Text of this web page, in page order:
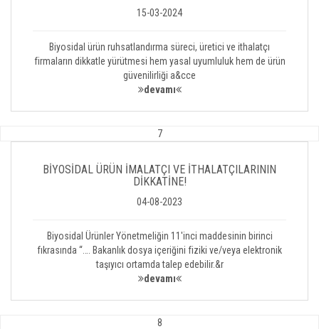
15-03-2024
Biyosidal ürün ruhsatlandırma süreci, üretici ve ithalatçı
firmaların dikkatle yürütmesi hem yasal uyumluluk hem de ürün
güvenilirliği a&cce
devamı
7
BİYOSİDAL ÜRÜN İMALATÇI VE İTHALATÇILARININ
DİKKATİNE!
04-08-2023
Biyosidal Ürünler Yönetmeliğin 11'inci maddesinin birinci
fıkrasında “…. Bakanlık dosya içeriğini fiziki ve/veya elektronik
taşıyıcı ortamda talep edebilir.&r
devamı
8